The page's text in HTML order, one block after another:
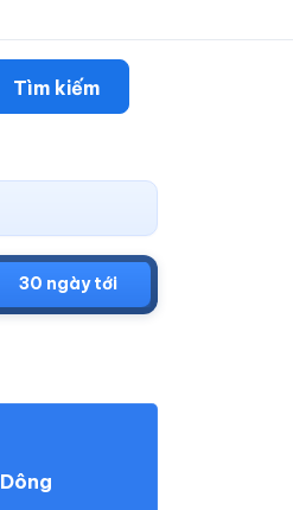
Tìm kiếm
30 ngày tới
Dông